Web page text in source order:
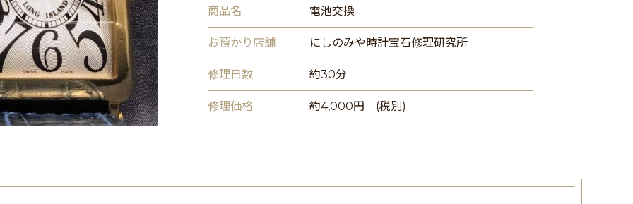
商品名 電池交換
お預かり店舗 にしのみや時計宝石修理研究所
修理日数 約30分
修理価格 約4,000円 (税別)